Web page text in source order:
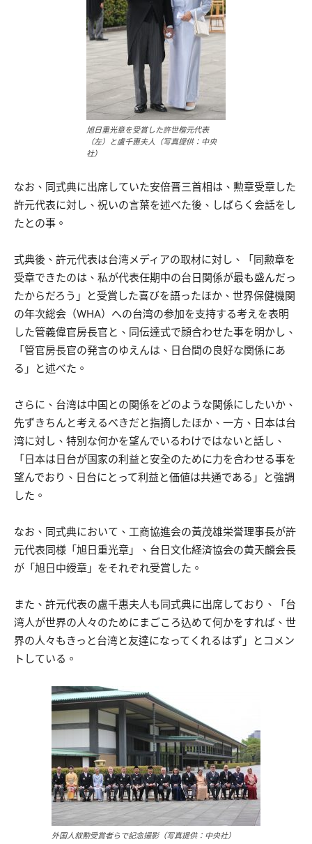
旭日重光章を受賞した許世楷元代表
（左）と盧千惠夫人（写真提供：中央
社）
なお、同式典に出席していた安倍晋三首相は、勲章受章した
許元代表に対し、祝いの言葉を述べた後、しばらく会話をし
たとの事。
式典後、許元代表は台湾メディアの取材に対し、「同勲章を
受章できたのは、私が代表任期中の台日関係が最も盛んだっ
たからだろう」と受賞した喜びを語ったほか、世界保健機関
の年次総会（WHA）への台湾の参加を支持する考えを表明
した管義偉官房長官と、同伝達式で顔合わせた事を明かし、
「管官房長官の発言のゆえんは、日台間の良好な関係にあ
る」と述べた。
さらに、台湾は中国との関係をどのような関係にしたいか、
先ずきちんと考えるべきだと指摘したほか、一方、日本は台
湾に対し、特別な何かを望んでいるわけではないと話し、
「日本は日台が国家の利益と安全のために力を合わせる事を
望んでおり、日台にとって利益と価値は共通である」と強調
した。
なお、同式典において、工商協進会の黃茂雄栄誉理事長が許
元代表同様「旭日重光章」、台日文化経済協会の黄天麟会長
が「旭日中綬章」をそれぞれ受賞した。
また、許元代表の盧千惠夫人も同式典に出席しており、「台
湾人が世界の人々のためにまごころ込めて何かをすれば、世
界の人々もきっと台湾と友達になってくれるはず」とコメン
トしている。
外国人叙勲受賞者らで記念撮影（写真提供：中央社）